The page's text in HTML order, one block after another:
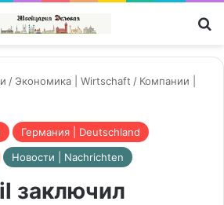
/ Экономика | Wirtschaft / Компании |
Германия | Deutschland
Новости | Nachrichten
заключил